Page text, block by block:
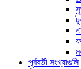
পূর্ববর্তী সংখ্যাগুলি